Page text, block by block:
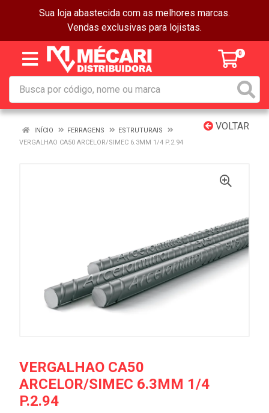
Sua loja abastecida com as melhores marcas.
Vendas exclusivas para lojistas.
0
VOLTAR
INÍCIO FERRAGENS
ESTRUTURAIS
VERGALHAO CA50 ARCELOR/SIMEC 6.3MM 1/4 P.2.94
VERGALHAO CA50
ARCELOR/SIMEC 6.3MM 1/4
P.2.94